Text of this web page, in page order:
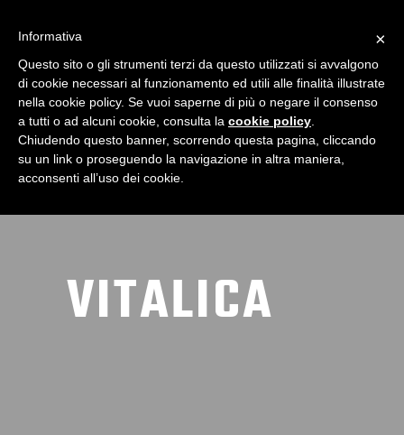
VITALICA
×
Informativa
Questo sito o gli strumenti terzi da questo utilizzati si avvalgono
di cookie necessari al funzionamento ed utili alle finalità illustrate
nella cookie policy. Se vuoi saperne di più o negare il consenso
a tutti o ad alcuni cookie, consulta la cookie policy
Chiudendo questo banner, scorrendo questa pagina, cliccando
su un link o proseguendo la navigazione in altra maniera,
acconsenti all’uso dei cookie.